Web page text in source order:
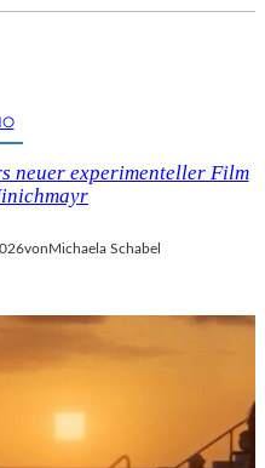
neuer experimenteller Film
von Michaela Schabel